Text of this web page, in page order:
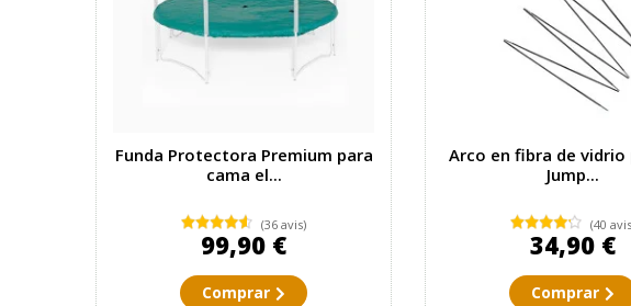
Funda Protectora Premium para
cama el...
(36 avis)
99,90 €
Comprar
Arco en fibra de vidrio
Jump...
(40
34,90 €
Comprar